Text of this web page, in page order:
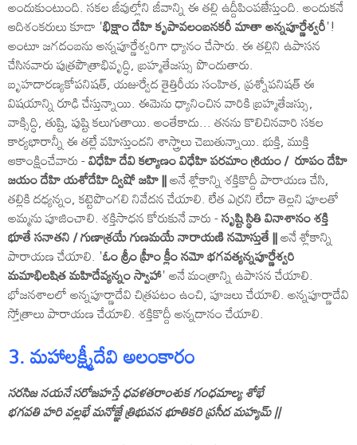
అందుకుంటుంది. సకల జీవుల్లోని జీవాన్ని ఈ తల్లి ఉద్దీపింపజేస్తుంది. అందుకనే
ఆదిశంకరులు కూడా 'భిక్షాం దేహి కృపావలంబనకరీ మాతా అన్నపూర్ణేశ్వరీ'!
అంటూ జగదంబను అన్నపూర్ణేశ్వరిగా ధ్యానం చేసారు. ఈ తల్లిని ఉపాసన
చేసినవారు పుత్రపౌత్రాభివృద్ధి, బ్రహ్మతేజస్సు పొందుతారు.
బృహదారణ్యకోపనిషత్‌, యజుర్వేద తైత్తిరీయ సంహిత, ప్రశ్నోపనిషత్‌ ఈ
విషయాన్ని రూఢి చేస్తున్నాయి. ఈమెను ధ్యానించిన వారికి బ్రహ్మతేజస్సు,
వాక్సిద్ధి, తుష్టి, పుష్టి కలుగుతాయి. అంతేకాదు... తనను కొలిచినవారి సకల
కార్యభారాన్నీ ఈ తల్లే వహిస్తుందని శాస్త్రాలు చెబుతున్నాయి. భుక్తి, ముక్తి
ఆకాంక్షించేవారు -విధేహి దేవి కల్యాణం విధేహి పరమాం శ్రియం / రూపం దేహి
జయం దేహి యశోదేహి ద్విషో జహి ||అనే శ్లోకాన్ని శక్తికొద్దీ పారాయణ చేసి,
తల్లికి దధ్యన్నం, కట్టెపొంగలి నివేదన చేయాలి. లేత ఎర్రని లేదా తెల్లని పూలతో
అమ్మను పూజించాలి. శక్తిసాధన కోరుకునే వారు -సృష్టి స్థితి వినాశానం శక్తి
భూతే సనాతని / గుణాశ్రయే గుణమయే నారాయణి నమోస్తుతే ||అనే శ్లోకాన్ని
పారాయణ చేయాలి. 'ఓం శ్రీం హ్రీం క్లీం నమో భగవత్యన్నపూర్ణేశ్వరి
మమాభిలషిత మహిదేవ్యన్నం స్వాహా' అనే మంత్రాన్ని ఉపాసన చేయాలి.
భోజనశాలలో అన్నపూర్ణాదేవి చిత్రపటం ఉంచి, పూజలు చేయాలి. అన్నపూర్ణాదేవి
స్తోత్రాలు పారాయణ చేయాలి. శక్తికొద్దీ అన్నదానం చేయాలి.
3. మహాలక్ష్మీదేవి అలంకారం
సరసిజ నయనే సరోజహస్తే ధవళతరాంశుక గంధమాల్య శోభే
భగవతి హరి వల్లభే మనోజ్ఞే త్రిభువన భూతికరి ప్రసీద మహ్యమ్‌ ||